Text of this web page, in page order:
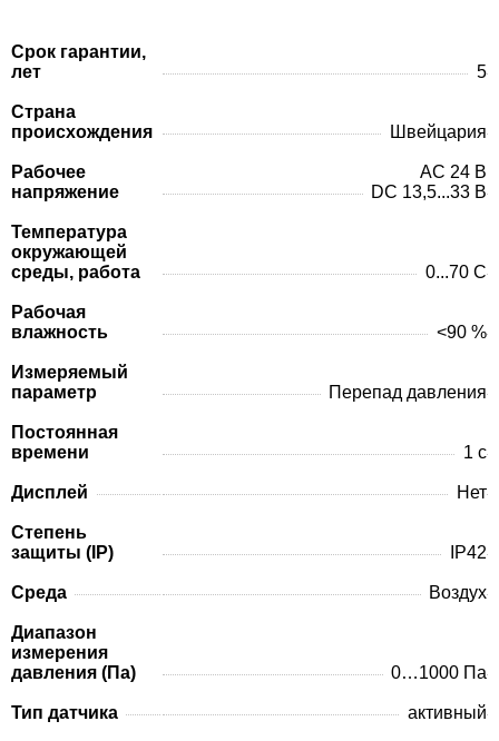
Срок гарантии,
лет
5
Страна
происхождения
Швейцария
Рабочее
напряжение
AC 24 В
DC 13,5...33 В
Температура
окружающей
среды, работа
0...70 C
Рабочая
влажность
<90 %
Измеряемый
параметр
Перепад давления
Постоянная
времени
1 с
Дисплей Нет
Степень
защиты (IP)
IP42
Среда Воздух
Диапазон
измерения
давления (Па)
0…1000 Па
Тип датчика активный